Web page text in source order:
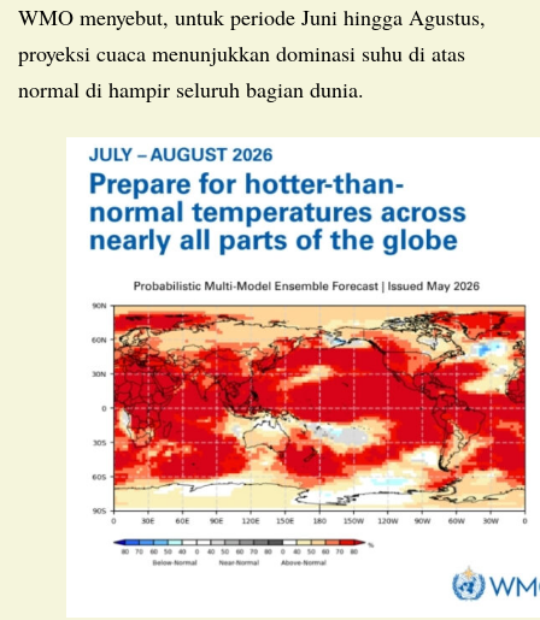
WMO menyebut, untuk periode Juni hingga Agustus,
proyeksi cuaca menunjukkan dominasi suhu di atas
normal di hampir seluruh bagian dunia.